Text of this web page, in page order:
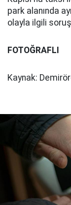
park alanında
olayla ilgili
FOTOĞRAFLI
Kaynak: